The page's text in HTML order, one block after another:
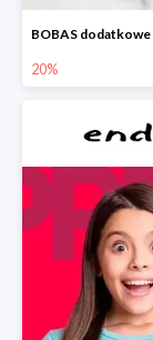
20%